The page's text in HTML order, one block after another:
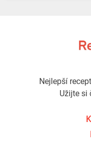
Nejlepší
Užijte si